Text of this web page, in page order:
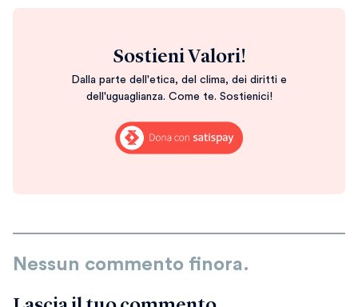
Sostieni Valori!
Dalla parte dell'etica, del clima, dei diritti e
dell'uguaglianza. Come te. Sostienici!
Nessun commento finora.